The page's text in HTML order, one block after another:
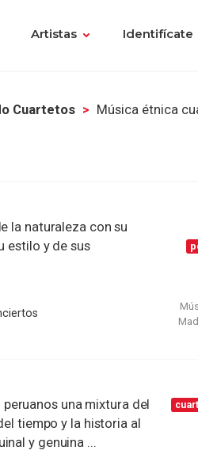
Artistas Identifícate
Cuartetos Música étnica
la naturaleza con su
estilo y de sus
peruanos una mixtura del
tiempo y la historia al
y genuina ...